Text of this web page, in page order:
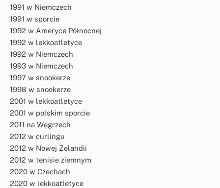
1991 w Niemczech
1991 w sporcie
1992 w Ameryce Północnej
1992 w lekkoatletyce
1992 w Niemczech
1993 w Niemczech
1997 w snookerze
1998 w snookerze
2001 w lekkoatletyce
2001 w polskim sporcie
2011 na Węgrzech
2012 w curlingu
2012 w Nowej Zelandii
2012 w tenisie ziemnym
2020 w Czechach
2020 w lekkoatletyce